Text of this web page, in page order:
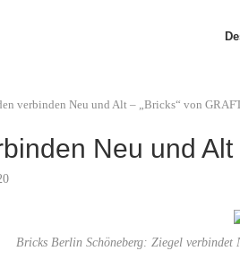
verbinden Neu und Alt – „Bricks“ von
Neu und Alt
Bricks Berlin Schöneberg: Ziegel verbindet